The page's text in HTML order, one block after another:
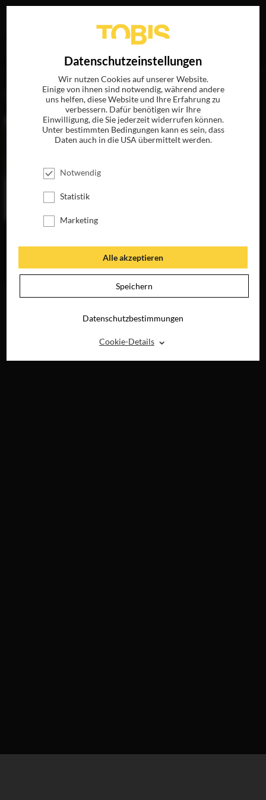
„Ray Cooper“ergab folgende Treffer
DIGITAL
Datenschutzeinstellungen
Wir nutzen Cookies auf unserer Website.
Einige von ihnen sind notwendig, während andere
uns helfen, diese Website und Ihre Erfahrung zu
verbessern. Dafür benötigen wir Ihre
Einwilligung, die Sie jederzeit widerrufen können.
Unter bestimmten Bedingungen kann es sein, dass
Daten auch in die USA übermittelt werden.
Notwendig
Statistik
Marketing
Alle akzeptieren
Speichern
Datenschutzbestimmungen
Cookie-Details ⌃